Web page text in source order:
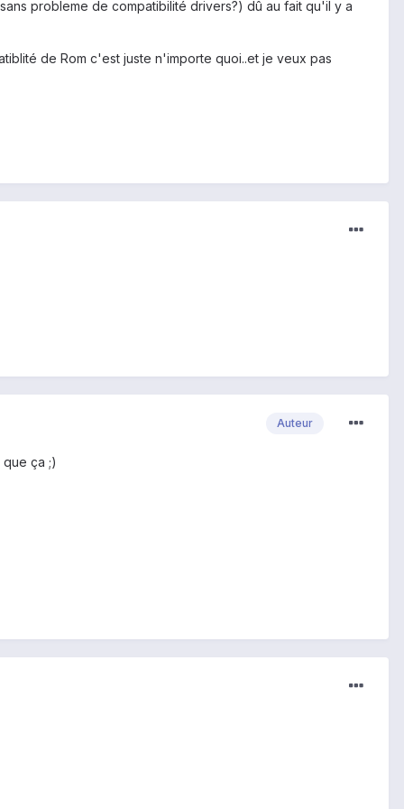
probleme de compatibilité drivers?) dû au fait qu'il y a
de Rom c'est juste n'importe quoi..et je veux pas
Auteur
ça ;)